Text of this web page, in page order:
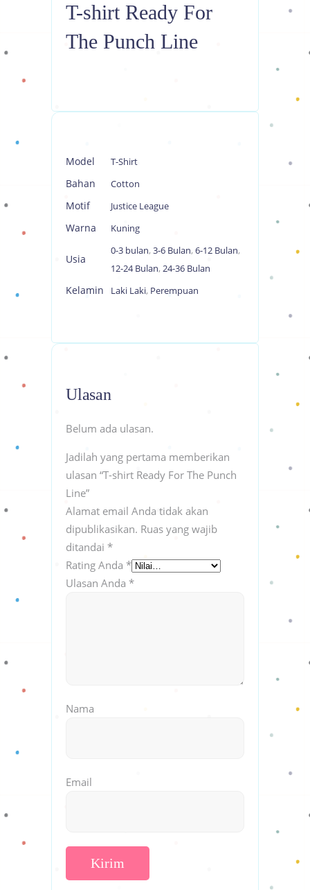
T-shirt Ready For
The Punch Line
Model T-Shirt
Bahan Cotton
Motif Justice League
Warna Kuning
Usia
0-3 bulan, 3-6 Bulan, 6-12 Bulan,
12-24 Bulan, 24-36 Bulan
Kelamin Laki Laki, Perempuan
Ulasan
Belum ada ulasan.
Jadilah yang pertama memberikan
ulasan “T-shirt Ready For The Punch
Line”
Alamat email Anda tidak akan
dipublikasikan. Ruas yang wajib
ditandai *
Rating Anda *
Ulasan Anda *
Nama
Email